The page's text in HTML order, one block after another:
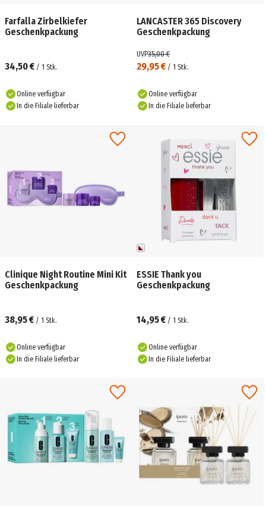
Farfalla Zirbelkiefer
Geschenkpackung
34,50 € / 1 Stk.
Online verfügbar
In die Filiale lieferbar
LANCASTER 365 Discovery
Geschenkpackung
29,95 € / 1 Stk.
UVP35,00 €
Online verfügbar
In die Filiale lieferbar
Clinique Night Routine Mini Kit
Geschenkpackung
38,95 € / 1 Stk.
Online verfügbar
In die Filiale lieferbar
ESSIE Thank you
Geschenkpackung
14,95 € / 1 Stk.
Online verfügbar
In die Filiale lieferbar